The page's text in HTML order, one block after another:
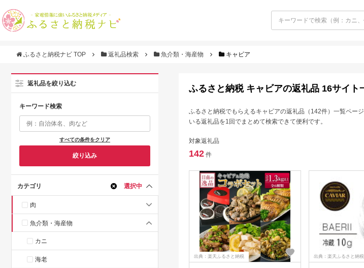
ふるさと納税ナビ TOP 返礼品検索 魚介類・海産物 キャビア
返礼品を絞り込む
キーワード検索
すべての条件をクリア
絞り込み
カテゴリ 選択中
肉
魚介類・海産物
カニ
海老
ふるさと納税 キャビアの返礼品 16サイト
ふるさと納税でもらえるキャビアの返礼品（142件）一覧ペー
いる返礼品を1回でまとめて検索できて便利です。
対象返礼品
142 件
出典：楽天ふるさと納税 出典：楽天ふるさと納税